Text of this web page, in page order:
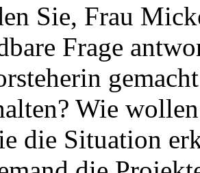
Sie, Frau
Frage
Wie
die Situation